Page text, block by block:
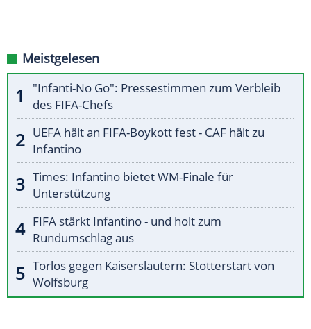
Meistgelesen
"Infanti-No Go": Pressestimmen zum Verbleib
des FIFA-Chefs
UEFA hält an FIFA-Boykott fest - CAF hält zu
Infantino
Times: Infantino bietet WM-Finale für
Unterstützung
FIFA stärkt Infantino - und holt zum
Rundumschlag aus
Torlos gegen Kaiserslautern: Stotterstart von
Wolfsburg